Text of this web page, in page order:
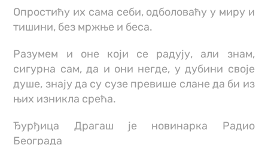
Опростићу их сама себи, одболоваћу у миру и
тишини, без мржње и беса.
Разумем и оне који се радују, али знам,
сигурна сам, да и они негде, у дубини своје
душе, знају да су сузе превише слане да би из
њих изникла срећа.
Ђурђица Драгаш је новинарка Радио
Београда